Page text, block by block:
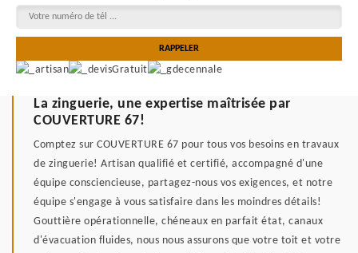
La zinguerie, une expertise maîtrisée par
COUVERTURE 67!
Comptez sur COUVERTURE 67 pour tous vos besoins en travaux
de zinguerie! Artisan qualifié et certifié, accompagné d'une
équipe consciencieuse, partagez-nous vos exigences, et notre
équipe s'engage à vous satisfaire dans les moindres détails!
Gouttière opérationnelle, chéneaux en parfait état, canaux
d'évacuation fluides, nous nous assurons que votre toit et votre